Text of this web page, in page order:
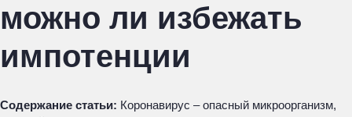
можно ли избежать
импотенции
Содержание статьи: Коронавирус – опасный микроорганизм,